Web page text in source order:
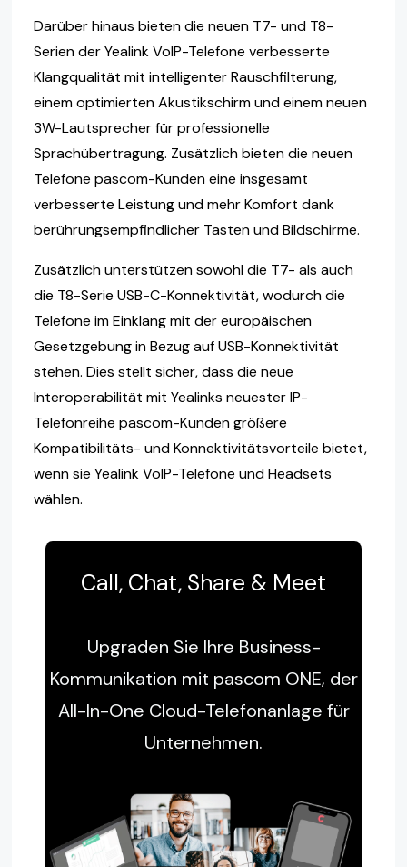
Darüber hinaus bieten die neuen T7- und T8-
Serien der Yealink VoIP-Telefone verbesserte
Klangqualität mit intelligenter Rauschfilterung,
einem optimierten Akustikschirm und einem neuen
3W-Lautsprecher für professionelle
Sprachübertragung. Zusätzlich bieten die neuen
Telefone pascom-Kunden eine insgesamt
verbesserte Leistung und mehr Komfort dank
berührungsempfindlicher Tasten und Bildschirme.
Zusätzlich unterstützen sowohl die T7- als auch
die T8-Serie USB-C-Konnektivität, wodurch die
Telefone im Einklang mit der europäischen
Gesetzgebung in Bezug auf USB-Konnektivität
stehen. Dies stellt sicher, dass die neue
Interoperabilität mit Yealinks neuester IP-
Telefonreihe pascom-Kunden größere
Kompatibilitäts- und Konnektivitätsvorteile bietet,
wenn sie Yealink VoIP-Telefone und Headsets
wählen.
Call, Chat, Share & Meet
Upgraden Sie Ihre Business-
Kommunikation mit pascom ONE, der
All-In-One Cloud-Telefonanlage für
Unternehmen.